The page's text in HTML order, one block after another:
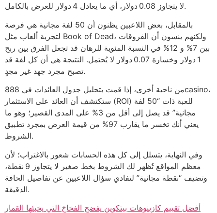
لا يتجاوز 0.08 دولار، أي ما يعادل 4 دولار للعرض بالكامل.
بالمقابل، بعض اللاعبين يظنون أن 50 لفة مجانية هي فرصة
لتجربة ألعاب مثل Book of Dead، ولكنهم ينسون أن الفروقات
بين 7% و 12% في النسبة المئوية للرهان قد تجعل الفرق بين ربح
1 دولار وخسارة 0.07 دولار لا يُحتمل. النتيجة هي أن كل لفة قد
تصبح مجرد جهد غير مجدٍ.
من ناحية أخرى، إذا قمت بتحليل جدول العائدات في 888casino،
ستكتشف أن العائد على الاستثمار (ROI) للعبة ذات “50 لفة
مجانية” قد يصل إلى أقل من 3% على المدى القصير؛ وهو ما
يعني أنك تخسر ما يقارب 97% من قيمة العرض بمجرد تطبيق
الشروط.
وفي النهاية، يتسلل إلى كل هذه الحسابات شعور بالاغتراب؛ لأن
معظم المواقع تُظهر لك الشروط بخط صغير لا يتجاوز 9 نقطة،
وتضيف “نقطة مجانية” لتفادي سؤال اللاعبين عن تفاصيل الحافة
الدقيقة.
أفضل تقييم كازينوهات بيتكوين يفضح الفخاخ التي يخبئها القمار